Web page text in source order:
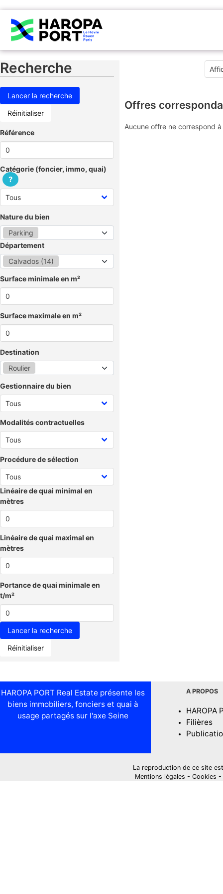
Recherche
Réinitialiser
Référence
Catégorie (foncier, immo, quai)
?
Nature du bien
Parking
Département
Calvados (14)
Surface minimale en m²
Surface maximale en m²
Destination
Roulier
Gestionnaire du bien
Modalités contractuelles
Procédure de sélection
Linéaire de quai minimal en
mètres
Linéaire de quai maximal en
mètres
Portance de quai minimale en
t/m²
Réinitialiser
Offres
Aucune offre ne correspond
HAROPA PORT Real Estate présente les
biens immobiliers, fonciers et quai à
usage partagés sur l'axe Seine
A PROPOS
HAROPA
Filières
La reproduction de ce site
Mentions légales - Cookies -